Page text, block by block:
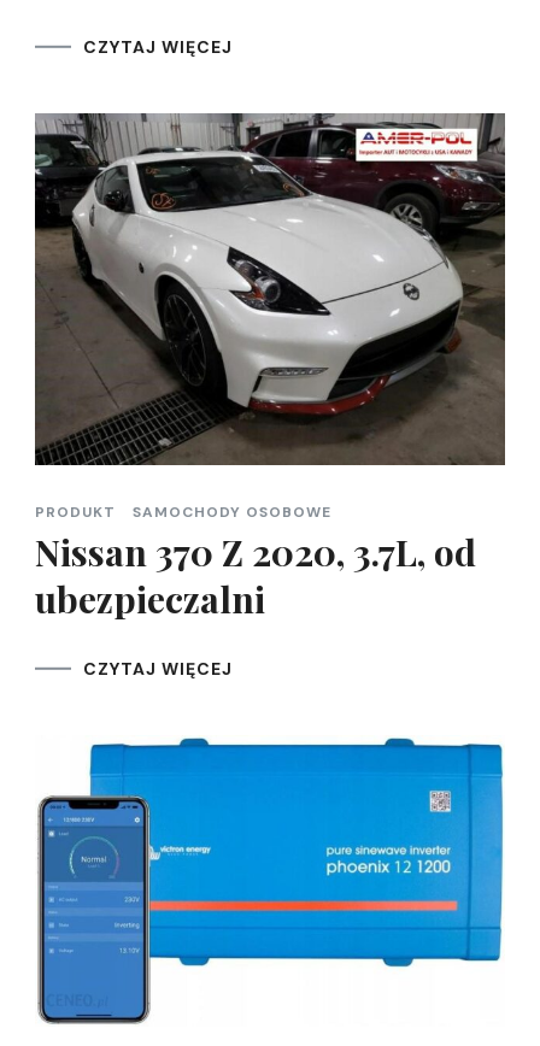
CZYTAJ WIĘCEJ
PRODUKT SAMOCHODY OSOBOWE
Nissan 370 Z 2020, 3.7L, od
ubezpieczalni
CZYTAJ WIĘCEJ